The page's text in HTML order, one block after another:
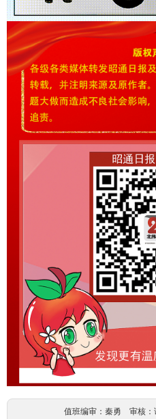
值班编审：秦勇 审核